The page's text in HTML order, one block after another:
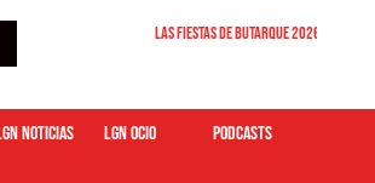
Las Fiestas de Butarque 2026 arrancan
Noticias LGN ocio podcasts